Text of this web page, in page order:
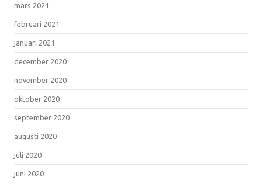
mars 2021
februari 2021
januari 2021
december 2020
november 2020
oktober 2020
september 2020
augusti 2020
juli 2020
juni 2020